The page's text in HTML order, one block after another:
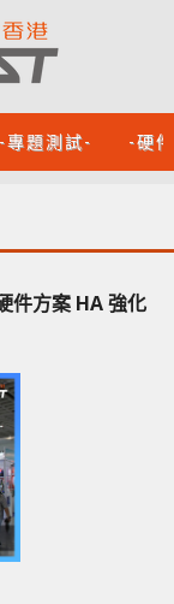
-專題測試- -硬
方案 HA 強化